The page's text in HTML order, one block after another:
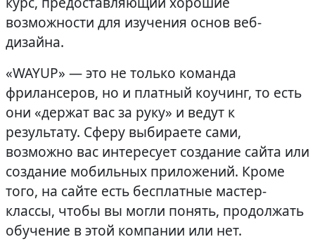
возможности для изучения основ веб-
дизайна.
«WAYUP» — это не только команда
фрилансеров, но и платный коучинг, то есть
они «держат вас за руку» и ведут к
результату. Сферу выбираете сами,
возможно вас интересует создание сайта или
создание мобильных приложений. Кроме
того, на сайте есть бесплатные мастер-
классы, чтобы вы могли понять, продолжать
обучение в этой компании или нет.